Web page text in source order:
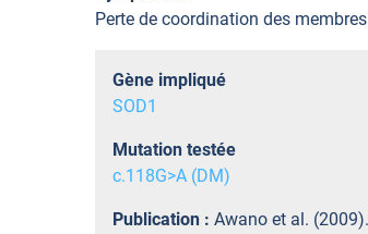
Perte de coordination des
Gène impliqué
SOD1
Mutation testée
c.118G>A (DM)
Publication : Awano et al.